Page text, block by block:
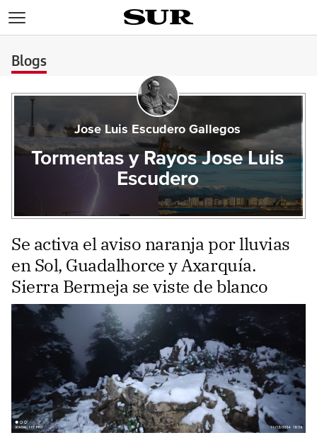
Blogs
Jose Luis Escudero Gallegos
Tormentas y Rayos Jose Luis
Escudero
Se activa el aviso naranja por lluvias
en Sol, Guadalhorce y Axarquía.
Sierra Bermeja se viste de blanco